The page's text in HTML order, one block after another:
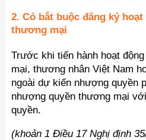
2. Có bắt buộc đăng ký
thương mại
Trước khi tiến hành hoạt
mại, thương nhân Việt Nam
ngoài dự kiến nhượng quyền
nhượng quyền thương mại
quyền.
(khoản 1 Điều 17 Nghị định